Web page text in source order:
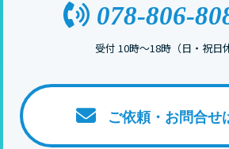
受付 10時〜18時（日・祝日
ご依頼・お問合せ